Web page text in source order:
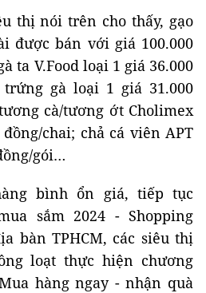
thị nói trên cho thấy, gạo
được bán với giá 100.000
ta V.Food loại 1 giá 36.000
gà loại 1 giá 31.000
cà/tương ớt Cholimex
chai; chả cá viên APT
gói…
bình ổn giá, tiếp tục
sắm 2024 - Shopping
bàn TPHCM, các siêu thị
loạt thực hiện chương
hàng ngay - nhận quà